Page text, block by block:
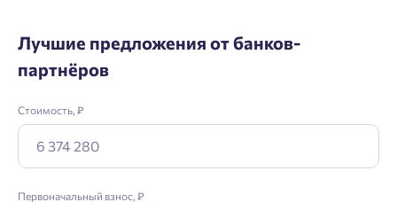
Лучшие предложения от банков-
партнёров
Стоимость, ₽
Первоначальный взнос, ₽